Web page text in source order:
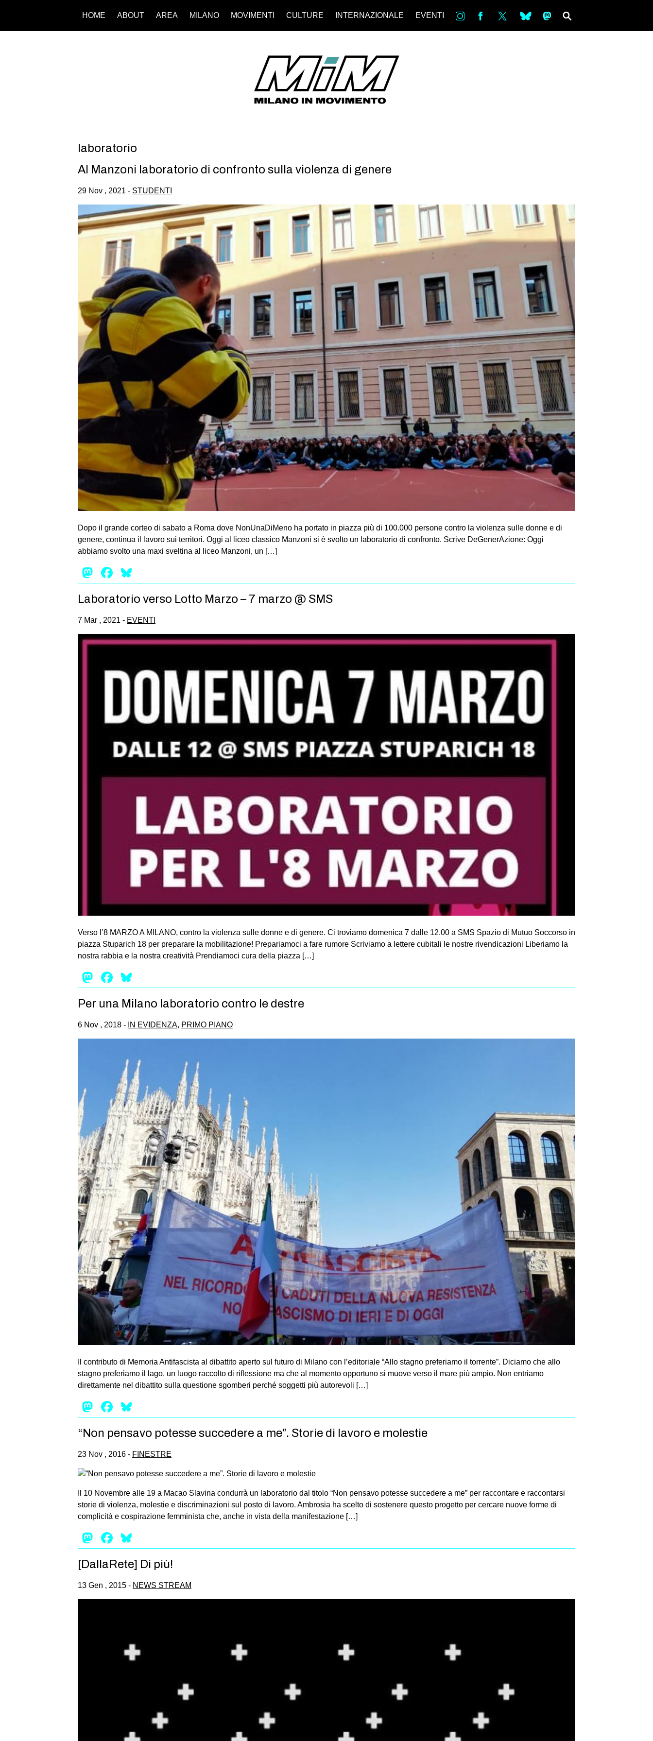
HOME ABOUT AREA MILANO MOVIMENTI CULTURE INTERNAZIONALE EVENTI in bsky ms
laboratorio
Al Manzoni laboratorio di confronto sulla violenza di genere
29 Nov , 2021 - STUDENTI
Dopo il grande corteo di sabato a Roma dove NonUnaDiMeno ha portato in piazza più di 100.000 persone contro la violenza sulle donne e di
genere, continua il lavoro sui territori. Oggi al liceo classico Manzoni si è svolto un laboratorio di confronto. Scrive DeGenerAzione: Oggi
abbiamo svolto una maxi sveltina al liceo Manzoni, un […]
Mastodon
Facebook
Laboratorio verso Lotto Marzo – 7 marzo @ SMS
7 Mar , 2021 - EVENTI
Verso l’8 MARZO A MILANO, contro la violenza sulle donne e di genere. Ci troviamo domenica 7 dalle 12.00 a SMS Spazio di Mutuo Soccorso in
piazza Stuparich 18 per preparare la mobilitazione! Prepariamoci a fare rumore Scriviamo a lettere cubitali le nostre rivendicazioni Liberiamo la
nostra rabbia e la nostra creatività Prendiamoci cura della piazza […]
Mastodon
Facebook
Per una Milano laboratorio contro le destre
6 Nov , 2018 - IN EVIDENZA, PRIMO PIANO
Il contributo di Memoria Antifascista al dibattito aperto sul futuro di Milano con l’editoriale “Allo stagno preferiamo il torrente”. Diciamo che allo
stagno preferiamo il lago, un luogo raccolto di riflessione ma che al momento opportuno si muove verso il mare più ampio. Non entriamo
direttamente nel dibattito sulla questione sgomberi perché soggetti più autorevoli […]
Mastodon
Facebook
“Non pensavo potesse succedere a me”. Storie di lavoro e molestie
23 Nov , 2016 - FINESTRE
Il 10 Novembre alle 19 a Macao Slavina condurrà un laboratorio dal titolo “Non pensavo potesse succedere a me” per raccontare e raccontarsi
storie di violenza, molestie e discriminazioni sul posto di lavoro. Ambrosia ha scelto di sostenere questo progetto per cercare nuove forme di
complicità e cospirazione femminista che, anche in vista della manifestazione […]
Mastodon
Facebook
[DallaRete] Di più!
13 Gen , 2015 - NEWS STREAM